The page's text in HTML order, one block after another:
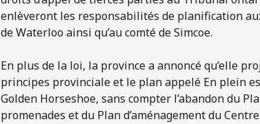
enlèveront les responsabilités de planification
de Waterloo ainsi qu’au comté de Simcoe.
En plus de la loi, la province a annoncé qu’elle
principes provinciale et le plan appelé En plein
Golden Horseshoe, sans compter l’abandon du
promenades et du Plan d’aménagement du